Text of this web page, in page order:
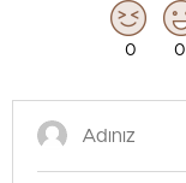
0 0